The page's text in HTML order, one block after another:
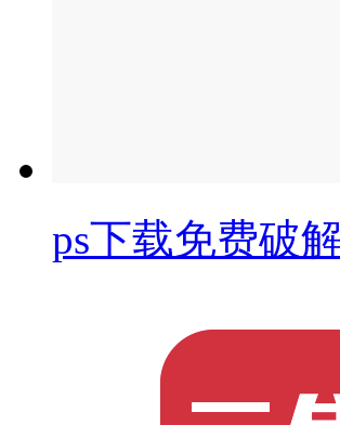
ps下载免费破